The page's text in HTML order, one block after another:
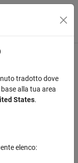
tradotto dove
alla tua area
States.
elenco: